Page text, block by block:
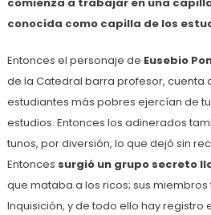
conocida como capilla de los
Entonces el personaje de Eusebio
de la Catedral barra profesor, cuenta
estudiantes más pobres ejercían de
estudios. Entonces los adinerados
tunos, por diversión, lo que dejó sin
Entonces surgió un grupo secreto
que mataba a los ricos; sus
Inquisición, y de todo ello hay registro